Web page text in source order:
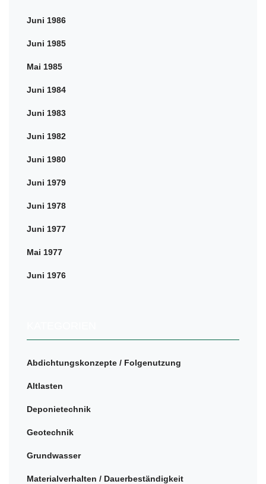
Juni 1986
Juni 1985
Mai 1985
Juni 1984
Juni 1983
Juni 1982
Juni 1980
Juni 1979
Juni 1978
Juni 1977
Mai 1977
Juni 1976
Abdichtungskonzepte / Folgenutzung
Altlasten
Deponietechnik
Geotechnik
Grundwasser
Materialverhalten / Dauerbeständigkeit